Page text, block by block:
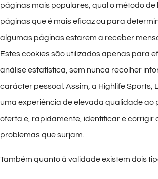
páginas mais populares, qual o método
páginas que é mais eficaz ou para
algumas páginas estarem a receber
Estes cookies são utilizados apenas para
análise estatística, sem nunca recolher
carácter pessoal. Assim, a Highlife Sports,
uma experiência de elevada qualidade ao
oferta e, rapidamente, identificar e corrigir
problemas que surjam.
Também quanto à validade existem dois